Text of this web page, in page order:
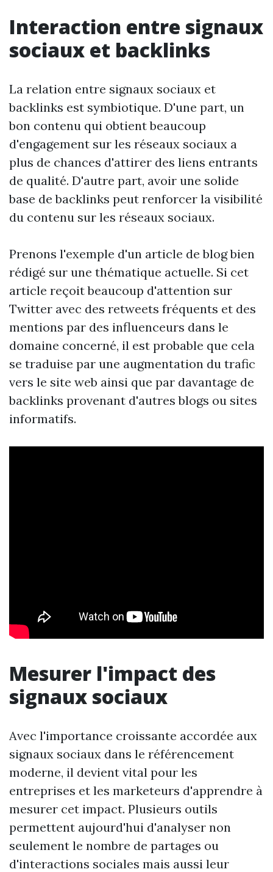
Interaction entre signaux
sociaux et backlinks
La relation entre signaux sociaux et
backlinks est symbiotique. D'une part, un
bon contenu qui obtient beaucoup
d'engagement sur les réseaux sociaux a
plus de chances d'attirer des liens entrants
de qualité. D'autre part, avoir une solide
base de backlinks peut renforcer la visibilité
du contenu sur les réseaux sociaux.
Prenons l'exemple d'un article de blog bien
rédigé sur une thématique actuelle. Si cet
article reçoit beaucoup d'attention sur
Twitter avec des retweets fréquents et des
mentions par des influenceurs dans le
domaine concerné, il est probable que cela
se traduise par une augmentation du trafic
vers le site web ainsi que par davantage de
backlinks provenant d'autres blogs ou sites
informatifs.
Mesurer l'impact des
signaux sociaux
Avec l'importance croissante accordée aux
signaux sociaux dans le référencement
moderne, il devient vital pour les
entreprises et les marketeurs d'apprendre à
mesurer cet impact. Plusieurs outils
permettent aujourd'hui d'analyser non
seulement le nombre de partages ou
d'interactions sociales mais aussi leur